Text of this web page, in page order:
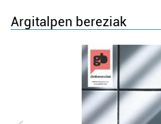
Argitalpen bereziak